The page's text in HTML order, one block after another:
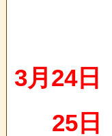
3月24日
25日